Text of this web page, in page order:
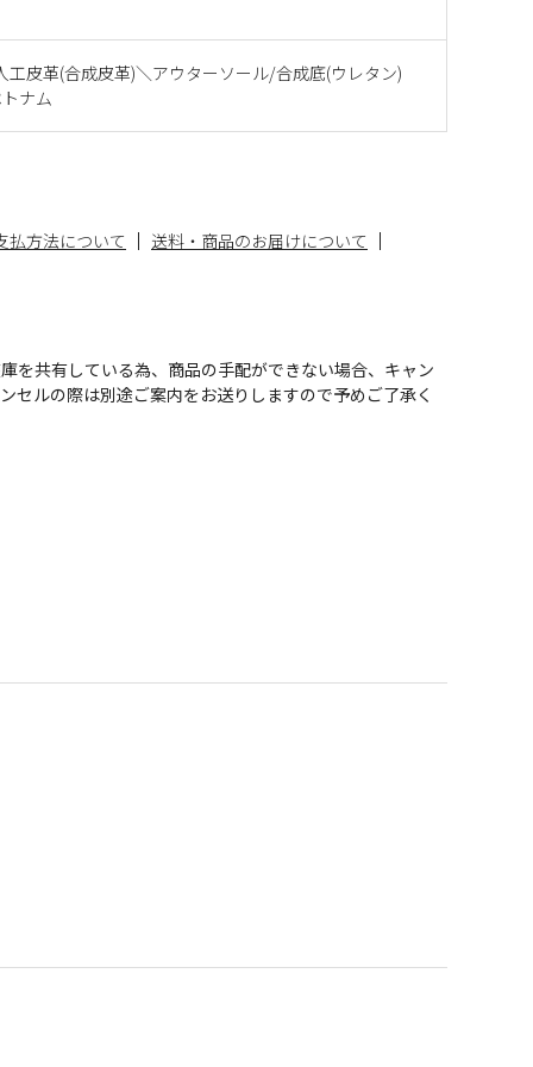
工皮革(合成皮革)＼アウターソール/合成底(ウレタン)
ナム
払方法について
送料・商品のお届けについて
を共有している為、商品の手配ができない場合、キャン
セルの際は別途ご案内をお送りしますので予めご了承く